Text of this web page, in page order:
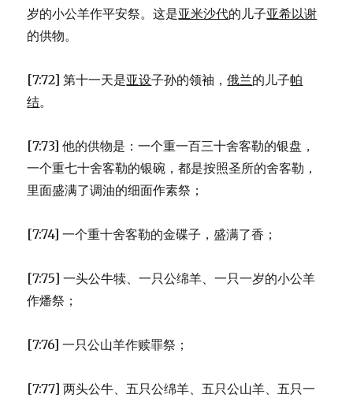
岁的小公羊作平安祭。这是亚米沙代的儿子亚希以谢
的供物。
[7:72] 第十一天是亚设子孙的领袖，俄兰的儿子帕
结。
[7:73] 他的供物是：一个重一百三十舍客勒的银盘，
一个重七十舍客勒的银碗，都是按照圣所的舍客勒，
里面盛满了调油的细面作素祭；
[7:74] 一个重十舍客勒的金碟子，盛满了香；
[7:75] 一头公牛犊、一只公绵羊、一只一岁的小公羊
作燔祭；
[7:76] 一只公山羊作赎罪祭；
[7:77] 两头公牛、五只公绵羊、五只公山羊、五只一